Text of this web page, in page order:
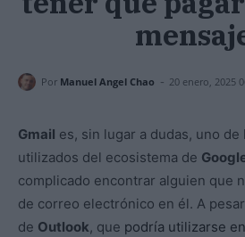
Por Manuel Angel Chao - 20 enero, 2025
Gmail es, sin lugar a dudas, uno
utilizados del ecosistema de
complicado encontrar alguien que
de correo electrónico en él. A
de Outlook, que podría utilizarse